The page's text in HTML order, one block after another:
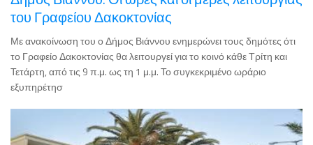
Με ανακοίνωση του ο Δήμος Βιάννου ενημερώνει τους δημότες ότι
το Γραφείο Δακοκτονίας θα λειτουργεί για το κοινό κάθε Τρίτη και
Τετάρτη, από τις 9 π.μ. ως τη 1 μ.μ. Το συγκεκριμένο ωράριο
εξυπηρέτησ